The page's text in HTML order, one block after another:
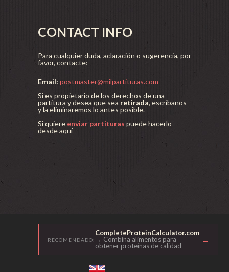
CONTACT INFO
Para cualquier duda, aclaración o sugerencia, por
favor, contacte:
Email: postmaster@milpartituras.com
Si es propietario de los derechos de una
partitura y desea que sea retirada, escríbanos
y la eliminaremos lo antes posible.
Si quiere enviar partituras puede hacerlo
desde aquí
RECOMENDADO:
CompleteProteinCalculator.com
→ Combina alimentos para
obtener proteínas de calidad
→